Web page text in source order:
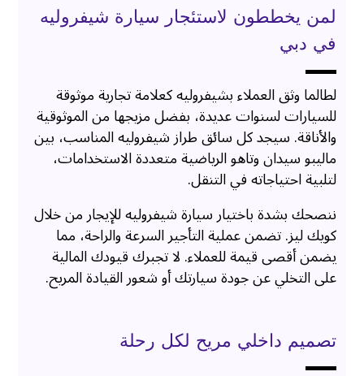
لمن يخططون لاستئجار سيارة شيفروليه
في دبي
لطالما وثق العملاء بشيفروليه كعلامة تجارية موثوقة
للسيارات لسنوات عديدة، بفضل مزيجها من الموثوقية
والأناقة. سيجد كل سائق طراز شيفروليه المناسب، بين
ماليبو سيدان وتاهو الرياضية متعددة الاستخدامات،
لتلبية احتياجاته في التنقل.
ننصحك بشدة باختيار سيارة شيفروليه للإيجار من خلال
كويك ليز. تضمن عملية التأجير السرعة والراحة، مما
يضمن أقصى قيمة للعملاء. لا تجبرك قيودك المالية
على التخلي عن جودة سيارتك أو شعور القيادة المريح.
تصميم داخلي مريح لكل رحلة